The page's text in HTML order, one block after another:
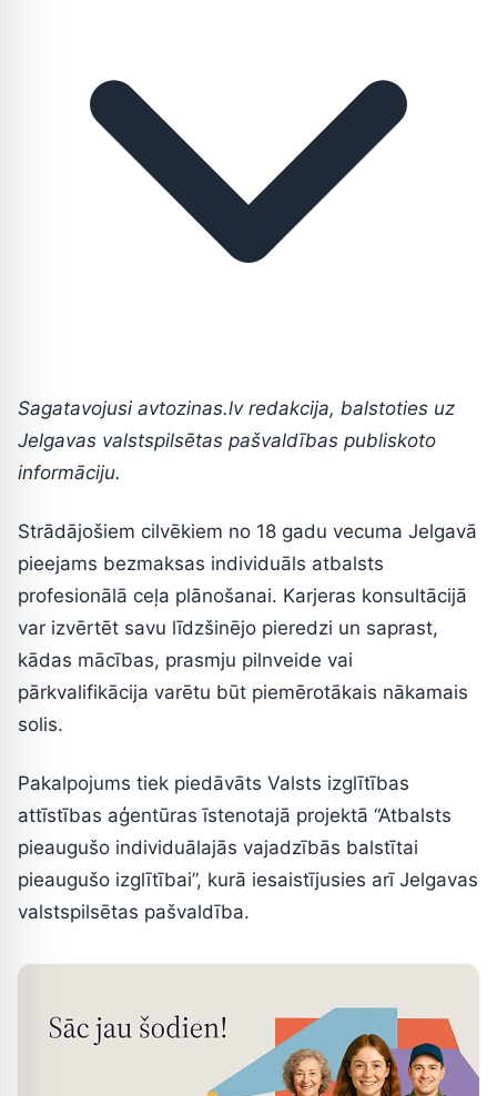
Sagatavojusi avtozinas.lv redakcija, balstoties uz
Jelgavas valstspilsētas pašvaldības publiskoto
informāciju.
Strādājošiem cilvēkiem no 18 gadu vecuma Jelgavā
pieejams bezmaksas individuāls atbalsts
profesionālā ceļa plānošanai. Karjeras konsultācijā
var izvērtēt savu līdzšinējo pieredzi un saprast,
kādas mācības, prasmju pilnveide vai
pārkvalifikācija varētu būt piemērotākais nākamais
solis.
Pakalpojums tiek piedāvāts Valsts izglītības
attīstības aģentūras īstenotajā projektā “Atbalsts
pieaugušo individuālajās vajadzībās balstītai
pieaugušo izglītībai”, kurā iesaistījusies arī Jelgavas
valstspilsētas pašvaldība.